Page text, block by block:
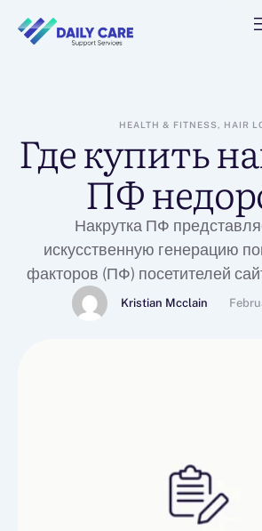
HEALTH & FITNESS, HAIR
Где купить
ПФ
Накрутка ПФ
искусственную генерацию
факторов (ПФ) посетителей
магазина. ПФ включают в себя
как время пребывания на
моделирования
Kristian Mcclain